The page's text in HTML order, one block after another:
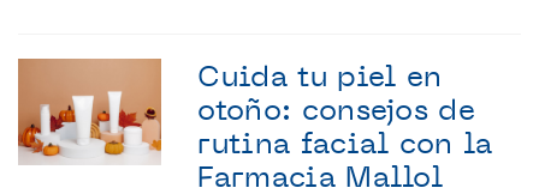
Cuida tu piel en
otoño: consejos de
rutina facial con la
Farmacia Mallol